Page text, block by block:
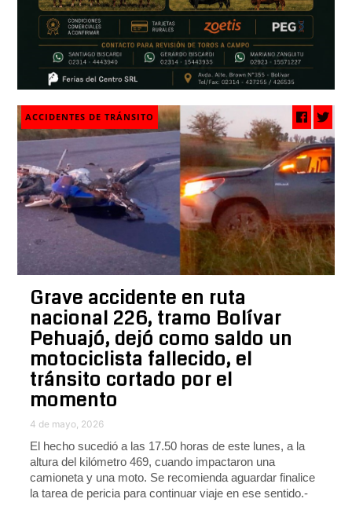
ACCIDENTES DE TRÁNSITO
Grave accidente en ruta
nacional 226, tramo Bolívar
Pehuajó, dejó como saldo un
motociclista fallecido, el
tránsito cortado por el
momento
4 de mayo, 2026
El hecho sucedió a las 17.50 horas de este lunes, a la
altura del kilómetro 469, cuando impactaron una
camioneta y una moto. Se recomienda aguardar finalice
la tarea de pericia para continuar viaje en ese sentido.-